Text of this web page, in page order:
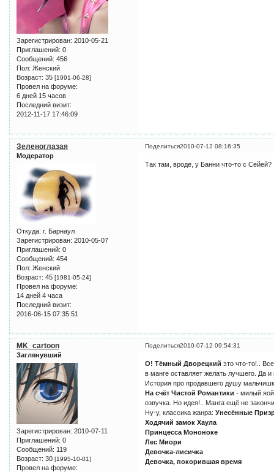
Зарегистрирован: 2010-05-21
Приглашений: 0
Сообщений: 456
Пол: Женский
Возраст: 35 [1991-06-28]
Провел на форуме:
6 дней 15 часов
Последний визит:
2012-11-17 17:46:09
Поделиться2010-07-12 08:16:35
Зеленоглазая
Модератор
Откуда: г. Барнаул
Зарегистрирован: 2010-05-07
Приглашений: 0
Сообщений: 454
Пол: Женский
Возраст: 45 [1981-05-24]
Провел на форуме:
14 дней 4 часа
Последний визит:
2016-06-15 07:35:51
Так там, вроде, у Банни что-то с Сейей?
Поделиться2010-07-12 09:54:31
MK_cartoon
Заглянувший
Зарегистрирован: 2010-07-11
Приглашений: 0
Сообщений: 119
Возраст: 30 [1995-10-01]
Провел на форуме:
О! Тёмный Дворецкийэто что-то!..
в манге оставляет желать лучшего. Да
История про продавшего душу
На счёт Чистой Романтики- милый
озвучка. Но идея!.. Манга ещё не
Ну-у, классика жанра:Унесённые
Ходячий замок Хаула
Принцесса Мононоке
Лес Миори
Девочка-лисичка
Девочка, покорившая время